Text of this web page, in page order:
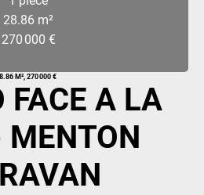
28.86 m²
270 000 €
M², 270 000 €
FACE A LA
MENTON